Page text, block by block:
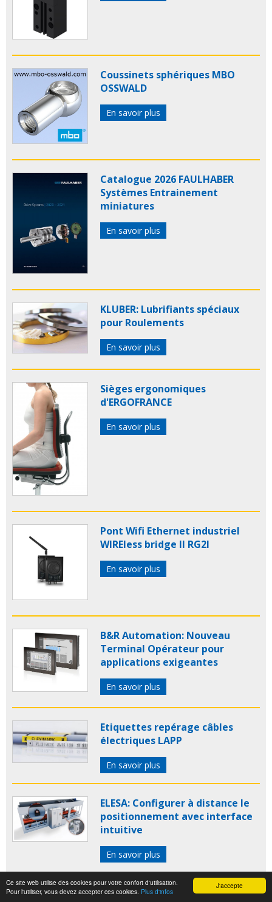
J'accepte
Ce site web utilise des cookies pour votre confort d'utilisation.
Pour l'utiliser, vous devez accepter ces cookies. Plus d'infos
Coussinets sphériques MBO
OSSWALD
En savoir plus
Catalogue 2026 FAULHABER
Systèmes Entrainement
miniatures
En savoir plus
KLUBER: Lubrifiants spéciaux
pour Roulements
En savoir plus
Sièges ergonomiques
d'ERGOFRANCE
En savoir plus
Pont Wifi Ethernet industriel
WIREless bridge II RG2I
En savoir plus
B&R Automation: Nouveau
Terminal Opérateur pour
applications exigeantes
En savoir plus
Etiquettes repérage câbles
électriques LAPP
En savoir plus
ELESA: Configurer à distance le
positionnement avec interface
intuitive
En savoir plus
Boutique de vente en ligne de la